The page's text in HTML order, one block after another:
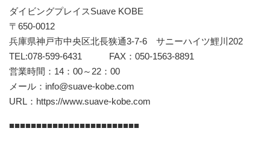
ダイビングプレイスSuave KOBE
〒650-0012
兵庫県神戸市中央区北長狭通3-7-6 サニーハイツ鯉川202
TEL:078-599-6431 FAX：050-1563-8891
営業時間：14：00～22：00
メール：info@suave-kobe.com
URL：https://www.suave-kobe.com
■■■■■■■■■■■■■■■■■■■■■■■■